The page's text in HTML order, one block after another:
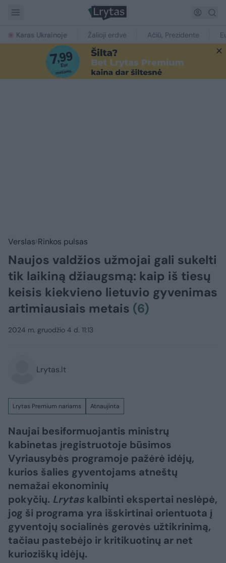
Karas Ukrainoje Žalioji erdvė Ačiū, Prezidente
Verslas Rinkos pulsas
Naujos valdžios užmojai gali sukelti
tik laikiną džiaugsmą: kaip iš tiesų
keisis kiekvieno lietuvio gyvenimas
artimiausiais metais (6)
2024 m. gruodžio 4 d. 11:13
Lrytas.lt
Lrytas Premium nariams Atnaujinta
Naujai besiformuojantis ministrų
kabinetas įregistruotoje būsimos
Vyriausybės programoje pažėrė idėjų,
kurios šalies gyventojams atneštų
nemažai ekonominių
pokyčių. Lrytas kalbinti ekspertai neslėpė,
jog ši programa yra išskirtinai orientuota į
gyventojų socialinės gerovės užtikrinimą,
tačiau pastebėjo ir kritikuotinų ar net
kurioziškų idėjų.